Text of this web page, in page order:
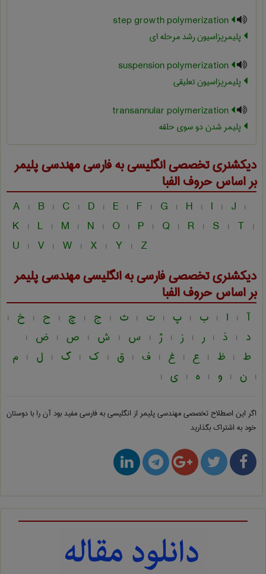
پلیمریزاسیون رشد مرحله ای
پلیمریزاسیون تعلیقی
پلیمر شدن دو سوی حلقه
دیکشنری تخصصی انگلیسی به فارسیمهندسی پليمر
بر اساس حروف الفبا
A | B | C | D | E | F | G | H | I | J |
K | L | M | N | O | P | Q | R | S | T |
U | V | W | X | Y | Z
دیکشنری تخصصی فارسی به انگلیسیمهندسی پليمر
بر اساس حروف الفبا
آ | ا | ب | پ | ت | ث | ج | چ | ح | خ |
د | ذ | ر | ز | ژ | س | ش | ص | ض |
ط | ظ | ع | غ | ف | ق | ک | گ | ل | م
| ن | و | ه | ی |
اگر این اصطلاح تخصصیمهندسی پليمر از انگلیسی به فارسیمفید بود آن را با دوستان
خود به اشتراک بگذارید